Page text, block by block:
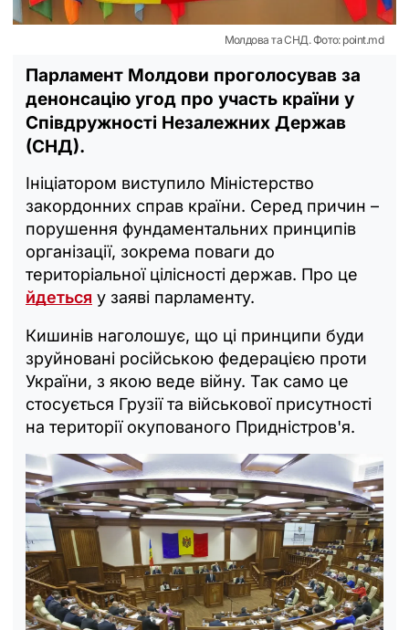
Молдова та СНД. Фото: point.md
Парламент Молдови проголосував за
денонсацію угод про участь країни у
Співдружності Незалежних Держав
(СНД).
Ініціатором виступило Міністерство
закордонних справ країни. Серед причин –
порушення фундаментальних принципів
організації, зокрема поваги до
територіальної цілісності держав. Про це
йдеться у заяві парламенту.
Кишинів наголошує, що ці принципи буди
зруйновані російською федерацією проти
України, з якою веде війну. Так само це
стосується Грузії та військової присутності
на території окупованого Придністров'я.